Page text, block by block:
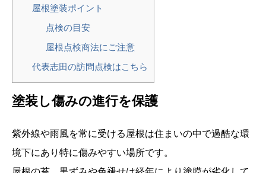
屋根塗装ポイント
点検の目安
屋根点検商法にご注意
代表志田の訪問点検はこちら
塗装し傷みの進行を保護
紫外線や雨風を常に受ける屋根は住まいの中で過酷な環
境下にあり特に傷みやすい場所です。